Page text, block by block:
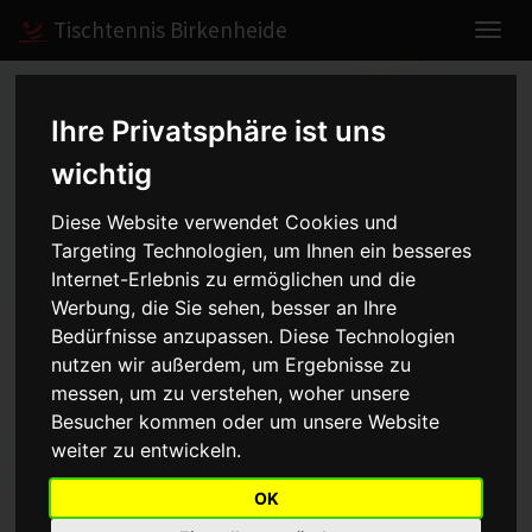
Ihre Privatsphäre ist uns
wichtig
Diese Website verwendet Cookies und
Targeting Technologien, um Ihnen ein besseres
Internet-Erlebnis zu ermöglichen und die
Werbung, die Sie sehen, besser an Ihre
Bedürfnisse anzupassen. Diese Technologien
nutzen wir außerdem, um Ergebnisse zu
messen, um zu verstehen, woher unsere
Besucher kommen oder um unsere Website
weiter zu entwickeln.
OK
Tischtennis Birkenheide
Herren IV - Kreisklasse
Süd B Gr.1 - 2014/2015
Mannschaft Saison
Aufstellung
Punkt
Name